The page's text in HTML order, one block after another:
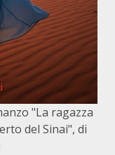
"La ragazza
del Sinai", di